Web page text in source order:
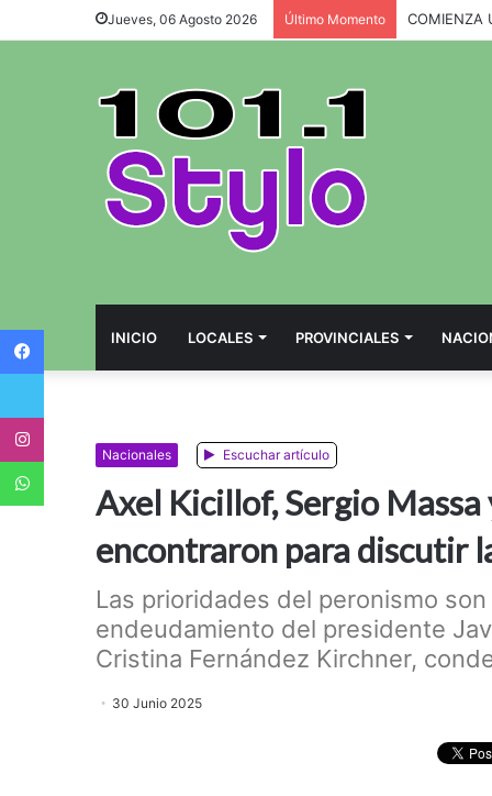
Jueves, 06 Agosto 2026 Último Momento
INICIO LOCALES PROVINCIALES
Nacionales Escuchar artículo
Axel Kicillof, Sergio
encontraron para discutir
Las prioridades del peronismo
endeudamiento del presidente
Cristina Fernández Kirchner,
30 Junio 2025
Twitter
WhatsApp